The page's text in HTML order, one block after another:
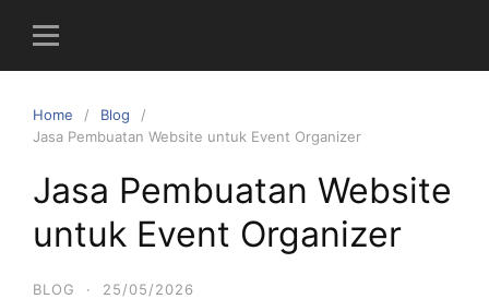
i
Home
Blog
Jasa Pembuatan Website untuk Event Organizer
Jasa Pembuatan Website
untuk Event Organizer
BLOG · 25/05/2026